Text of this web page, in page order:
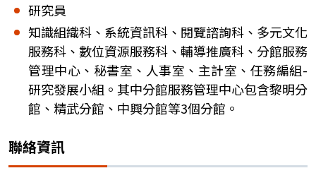
研究員
知識組織科、系統資訊科、閱覽諮詢科、多元文化
服務科、數位資源服務科、輔導推廣科、分館服務
管理中心、秘書室、人事室、主計室、任務編組-
研究發展小組。其中分館服務管理中心包含黎明分
館、精武分館、中興分館等3個分館。
聯絡資訊